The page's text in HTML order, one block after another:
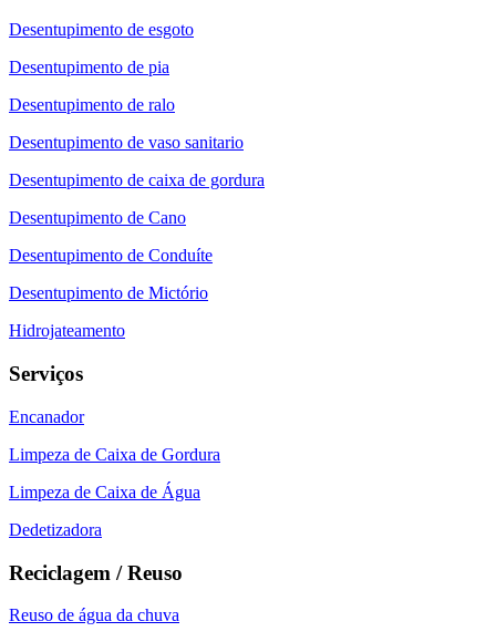
Desentupimento de esgoto
Desentupimento de pia
Desentupimento de ralo
Desentupimento de vaso sanitario
Desentupimento de caixa de gordura
Desentupimento de Cano
Desentupimento de Conduíte
Desentupimento de Mictório
Hidrojateamento
Serviços
Encanador
Limpeza de Caixa de Gordura
Limpeza de Caixa de Água
Dedetizadora
Reciclagem / Reuso
Reuso de água da chuva